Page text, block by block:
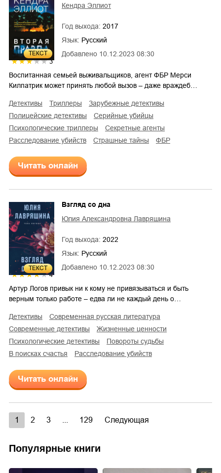
ТЕКСТ
3
Добавлено 10.12.2023 08:30
Кендра Эллиот
Год выхода: 2017
Язык: Русский
Воспитанная семьей выживальщиков, агент ФБР Мерси
Килпатрик может принять любой вызов – даже враждеб…
детективы триллеры
зарубежные детективы
полицейские детективы
серийные убийцы
психологические триллеры
секретные агенты
расследование убийств
страшные тайны ФБР
Читать онлайн
ТЕКСТ
4
Добавлено 10.12.2023 08:30
Взгляд со дна
Юлия Александровна Лавряшина
Год выхода: 2022
Язык: Русский
Артур Логов привык ни к кому не привязываться и быть
верным только работе – едва ли не каждый день о…
детективы
современная русская литература
современные детективы
жизненные ценности
психологические детективы
повороты судьбы
в поисках счастья
расследование убийств
Читать онлайн
1 2 3 129 Следующая
Популярные книги